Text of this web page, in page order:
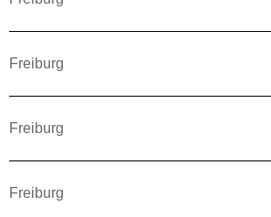
Freiburg
Freiburg
Freiburg